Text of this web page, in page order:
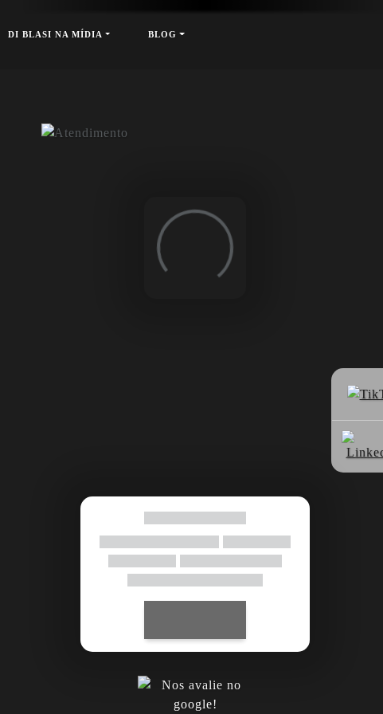
DI BLASI NA MÍDIA BLOG
Loading...